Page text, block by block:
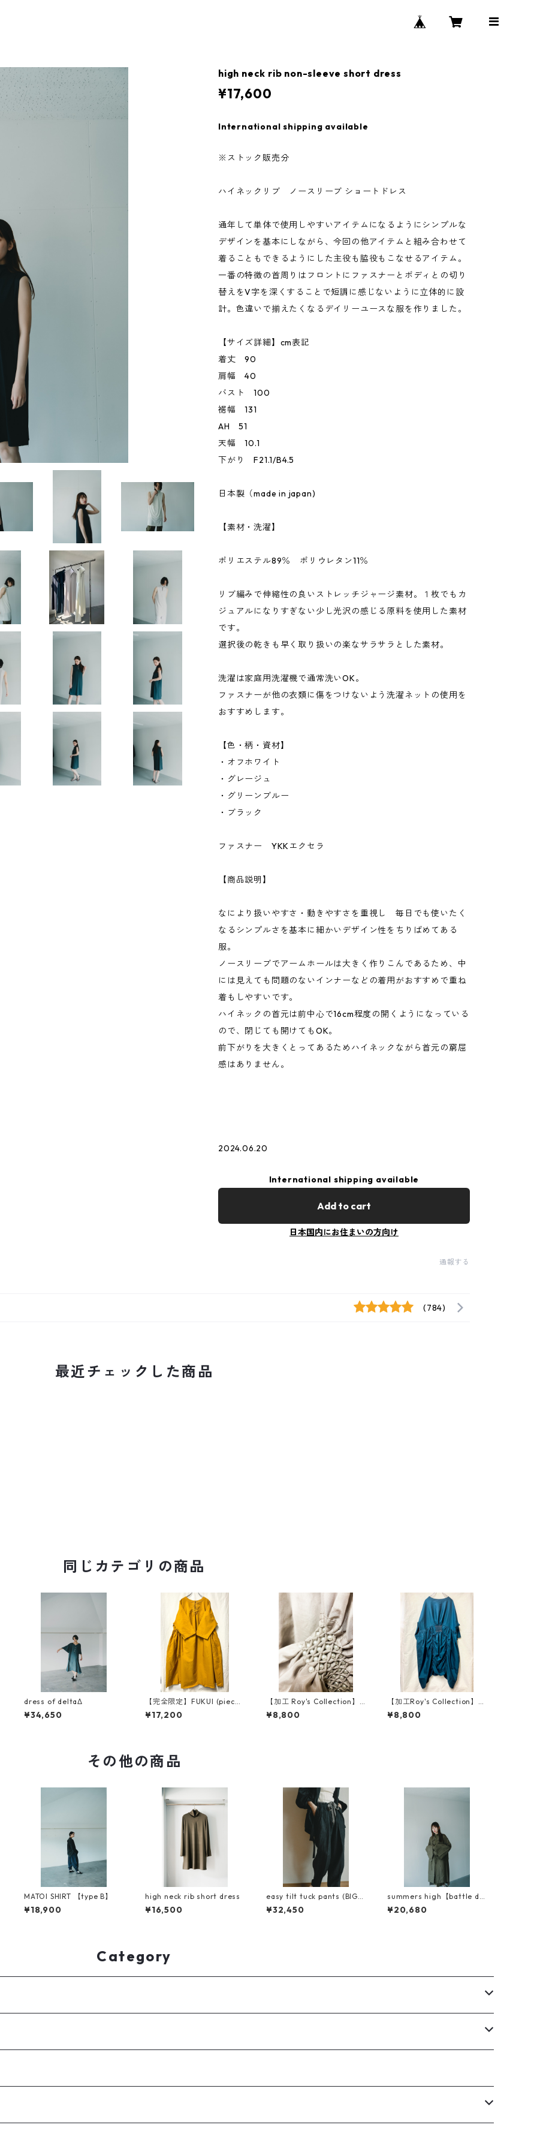
high neck rib non-sleeve short dress
¥17,600
International shipping available
※ストック販売分
ハイネックリブ ノースリーブ ショートドレス
通年して単体で使用しやすいアイテムになるようにシンプルな
デザインを基本にしながら、今回の他アイテムと組み合わせて
着ることもできるようにした主役も脇役もこなせるアイテム。
一番の特徴の首周りはフロントにファスナーとボディとの切り
替えをV字を深くすることで短調に感じないように立体的に設
計。色違いで揃えたくなるデイリーユースな服を作りました。
【サイズ詳細】cm表記
着丈 90
肩幅 40
バスト 100
裾幅 131
AH 51
天幅 10.1
下がり F21.1/B4.5
日本製（made in japan)
【素材・洗濯】
ポリエステル89％ ポリウレタン11％
リブ編みで伸縮性の良いストレッチジャージ素材。１枚でもカ
ジュアルになりすぎない少し光沢の感じる原料を使用した素材
です。
選択後の乾きも早く取り扱いの楽なサラサラとした素材。
洗濯は家庭用洗濯機で通常洗いOK。
ファスナーが他の衣類に傷をつけないよう洗濯ネットの使用を
おすすめします。
【色・柄・資材】
・オフホワイト
・グレージュ
・グリーンブルー
・ブラック
ファスナー YKKエクセラ
【商品説明】
なにより扱いやすさ・動きやすさを重視し 毎日でも使いたく
なるシンプルさを基本に細かいデザイン性をちりばめてある
服。
ノースリーブでアームホールは大きく作りこんであるため、中
には見えても問題のないインナーなどの着用がおすすめで重ね
着もしやすいです。
ハイネックの首元は前中心で16cm程度の開くようになっている
ので、閉じても開けてもOK。
前下がりを大きくとってあるためハイネックながら首元の窮屈
感はありません。
2024.06.20
International shipping available
Add to cart
日本国内にお住まいの方向け
通報する
(784)
最近チェックした商品
同じカテゴリの商品
dress of deltaΔ
¥34,650
【完全限定】FUKUI (piece
dyeing)
¥17,200
【加工 Roy's Collection】h
and smocking HAORU
¥8,800
【加工Roy's Collection】h
and smocking FUKUI
¥8,800
その他の商品
MATOI SHIRT 【type B】
¥18,900
high neck rib short dress
¥16,500
easy tilt tuck pants (BIGG
IE linen 使用)
¥32,450
summers high【battle dr
ess HAORU】
¥20,680
Category